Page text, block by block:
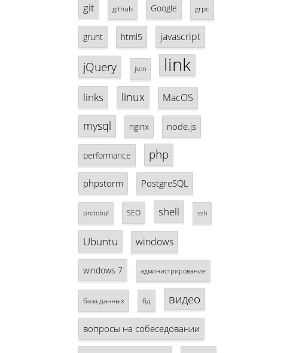
git github Google grpc
grunt html5 javascript
jQuery json link
links linux MacOS
mysql nginx node.js
performance php
phpstorm PostgreSQL
protobuf SEO shell ssh
Ubuntu windows
windows 7 администрирование
база данных бд видео
вопросы на собеседовании